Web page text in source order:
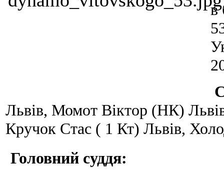
в
Львів, Момот Віктор (НК)
Кручок Стас ( 1 Кт) Львів,
Головний суддя: